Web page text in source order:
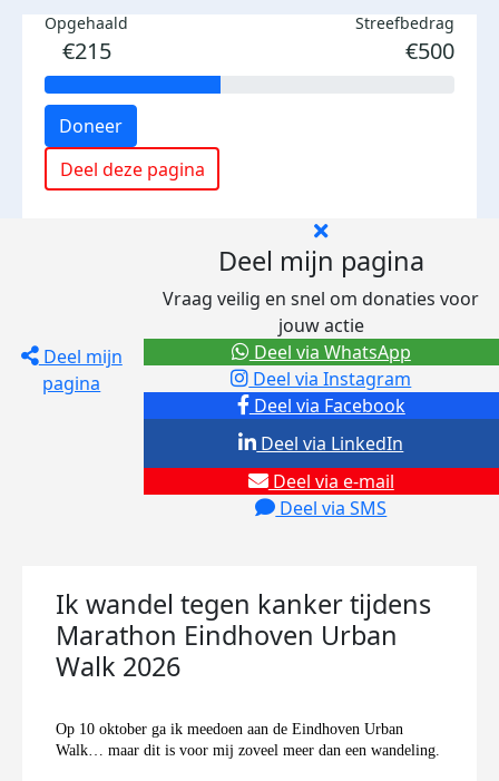
Opgehaald
€215
Streefbedrag
€500
Doneer
Deel deze pagina
Deel mijn
pagina
Deel mijn pagina
Vraag veilig en snel om donaties voor
jouw actie
Deel via Facebook
Deel via Instagram
Deel via e-mail
Deel via SMS
Deel via LinkedIn
Deel via WhatsApp
Ik wandel tegen kanker tijdens
Marathon Eindhoven Urban
Walk 2026
Op 10 oktober ga ik meedoen aan de Eindhoven Urban
Walk… maar dit is voor mij zoveel meer dan een wandeling.